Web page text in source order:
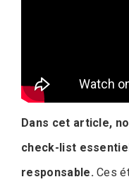
Dans cet article,
check-list
responsable.Ces